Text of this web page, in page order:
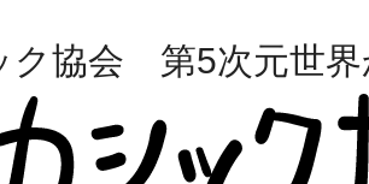
ク協会 第5次元世